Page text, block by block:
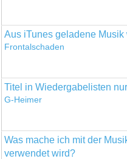
Aus iTunes geladene
Frontalschaden
Titel in Wiedergabelisten
G-Heimer
Was mache ich mit der
verwendet wird?